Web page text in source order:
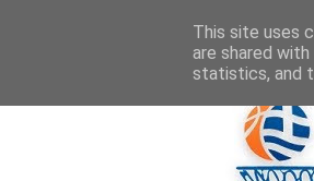
This site uses
are shared
statistics, and